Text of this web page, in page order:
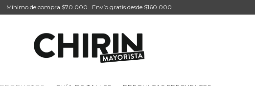
Mínimo de compra $70.000 . Envío gratis desde $160.000